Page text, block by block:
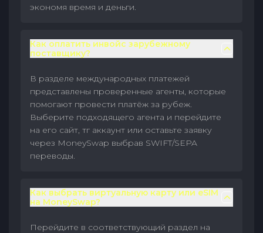
экономя время и деньги.
Как оплатить инвойс зарубежному
поставщику?
В разделе международных платежей
представлены проверенные агенты, которые
помогают провести платёж за рубеж.
Выберите подходящего агента и перейдите
на его сайт, тг аккаунт или оставьте заявку
через MoneySwap выбрав SWIFT/SEPA
переводы.
Как выбрать виртуальную карту или eSIM
на MoneySwap?
Перейдите в соответствующий раздел на